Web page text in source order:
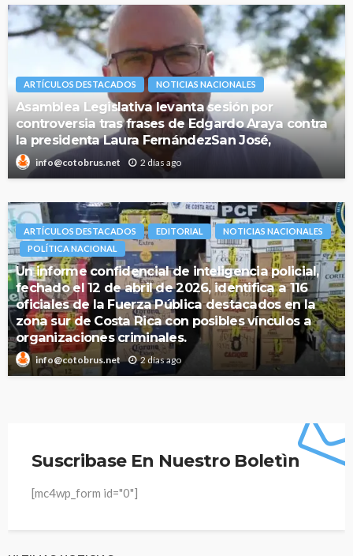
ARTÍCULOS DESTACADOS NOTICIAS NACIONALES
Asamblea Legislativa levanta sesión por
controversia tras frases de Edgardo Araya contra
la presidenta Laura FernándezSan José,
info@cotobrus.net 2 días ago
ARTÍCULOS DESTACADOS EDITORIAL
NOTICIAS NACIONALES
POLÍTICA NACIONAL
Un informe confidencial de inteligencia policial,
fechado el 12 de abril de 2026, identifica a 116
oficiales de la Fuerza Pública destacados en la
zona sur de Costa Rica con posibles vínculos a
organizaciones criminales.
info@cotobrus.net 2 días ago
Suscribase En Nuestro Boletìn
[mc4wp_form id="0"]